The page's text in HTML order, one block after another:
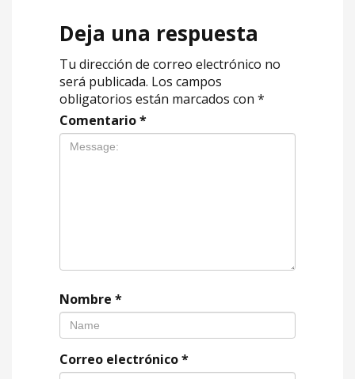
Deja una respuesta
Tu dirección de correo electrónico no
será publicada. Los campos
obligatorios están marcados con *
Comentario*
Nombre *
Correo electrónico*